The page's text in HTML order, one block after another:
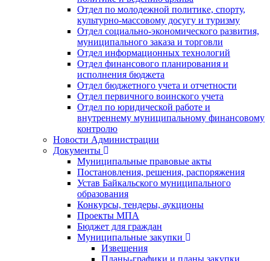
Отдел по молодежной политике, спорту,
культурно-массовому досугу и туризму
Отдел социально-экономического развития,
муниципального заказа и торговли
Отдел информационных технологий
Отдел финансового планирования и
исполнения бюджета
Отдел бюджетного учета и отчетности
Отдел первичного воинского учета
Отдел по юридической работе и
внутреннему муниципальному финансовому
контролю
Новости Администрации
Документы
Муниципальные правовые акты
Постановления, решения, распоряжения
Устав Байкальского муниципального
образования
Конкурсы, тендеры, аукционы
Проекты МПА
Бюджет для граждан
Муниципальные закупки
Извещения
Планы-графики и планы закупки